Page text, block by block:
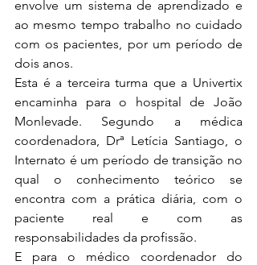
envolve um sistema de aprendizado e
ao mesmo tempo trabalho no cuidado
com os pacientes, por um período de
dois anos.
Esta é a terceira turma que a Univertix
encaminha para o hospital de João
Monlevade. Segundo a médica
coordenadora, Drª Letícia Santiago, o
Internato é um período de transição no
qual o conhecimento teórico se
encontra com a prática diária, com o
paciente real e com as
responsabilidades da profissão.
E para o médico coordenador do